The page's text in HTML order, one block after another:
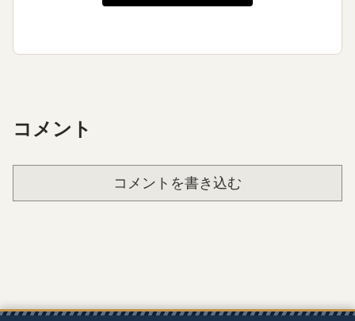
コメント
コメントを書き込む